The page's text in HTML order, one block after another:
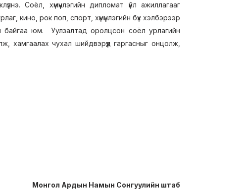
Соёл, хүмүүнлэгийн дипломат үйл ажиллагааг
кино, рок поп, спорт, хүмүүнлэгийн бүх хэлбэрээр
байгаа юм. Уулзалтад оролцсон соёл урлагийн
хамгаалах чухал шийдвэрүүд гаргасныг онцолж,
Монгол Ардын Намын Сонгуулийн штаб